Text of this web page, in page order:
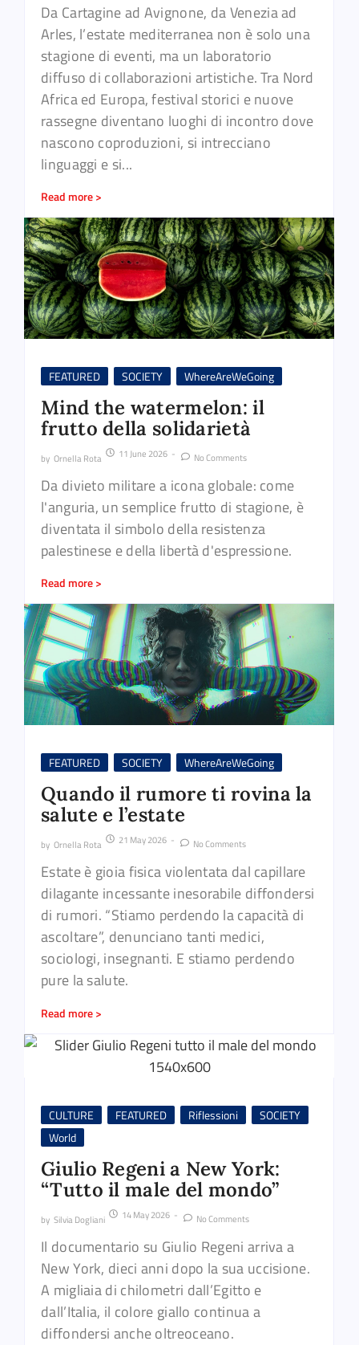
Da Cartagine ad Avignone, da Venezia ad
Arles, l’estate mediterranea non è solo una
stagione di eventi, ma un laboratorio
diffuso di collaborazioni artistiche. Tra Nord
Africa ed Europa, festival storici e nuove
rassegne diventano luoghi di incontro dove
nascono coproduzioni, si intrecciano
linguaggi e si...
Read more >
FEATURED SOCIETY WhereAreWeGoing
Mind the watermelon: il
frutto della solidarietà
by Ornella Rota 11 June 2026 - No Comments
Da divieto militare a icona globale: come
l'anguria, un semplice frutto di stagione, è
diventata il simbolo della resistenza
palestinese e della libertà d'espressione.
Read more >
FEATURED SOCIETY WhereAreWeGoing
Quando il rumore ti rovina la
salute e l’estate
by Ornella Rota 21 May 2026 - No Comments
Estate è gioia fisica violentata dal capillare
dilagante incessante inesorabile diffondersi
di rumori. “Stiamo perdendo la capacità di
ascoltare”, denunciano tanti medici,
sociologi, insegnanti. E stiamo perdendo
pure la salute.
Read more >
CULTURE FEATURED Riflessioni
SOCIETY
World
Giulio Regeni a New York:
“Tutto il male del mondo”
by Silvia Dogliani 14 May 2026 - No Comments
Il documentario su Giulio Regeni arriva a
New York, dieci anni dopo la sua uccisione.
A migliaia di chilometri dall’Egitto e
dall’Italia, il colore giallo continua a
diffondersi anche oltreoceano.